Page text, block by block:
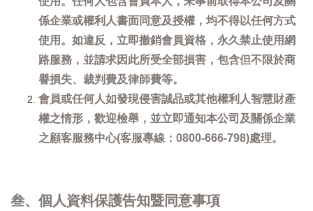
係企業或權利人書面同意及授權，均不得以任何方式
使用。如違反，立即撤銷會員資格，永久禁止使用網
路服務，並請求因此所受全部損害，包含但不限於商
譽損失、裁判費及律師費等。
會員或任何人如發現侵害誠品或其他權利人智慧財產
權之情形，歡迎檢舉，並立即通知本公司及關係企業
之顧客服務中心(客服專線：0800-666-798)處理。
叁、個人資料保護告知暨同意事項